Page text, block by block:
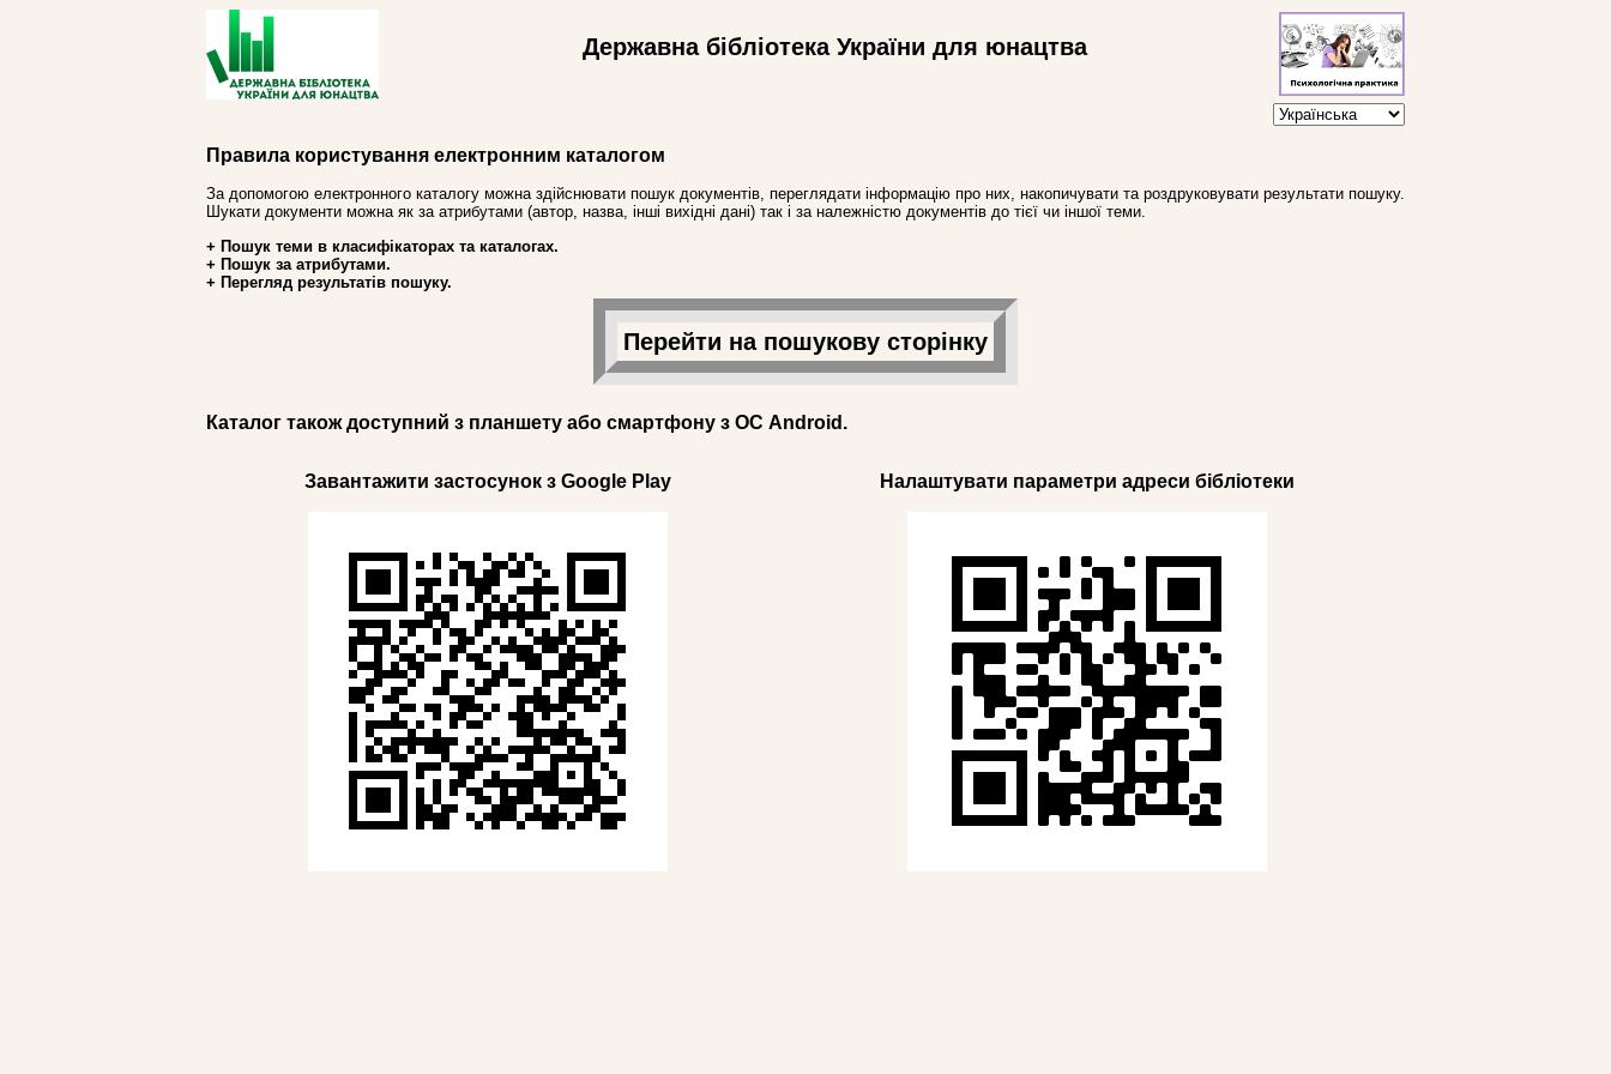
Державна бібліотека України для юнацтва
Правила користування електронним каталогом
За допомогою електронного каталогу можна здійснювати пошук документів, переглядати інформацію про них, накопичувати та роздруковувати результати пошуку.
Шукати документи можна як за атрибутами (автор, назва, інші вихідні дані) так і за належністю документів до тієї чи іншої теми.
+ Пошук теми в класифікаторах та каталогах.
+ Пошук за атрибутами.
+ Перегляд результатів пошуку.
Перейти на пошукову сторінку
Каталог також доступний з планшету або смартфону з ОС Android.
Завантажити застосунок з Google Play Налаштувати параметри адреси бібліотеки